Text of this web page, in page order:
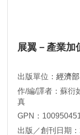
展翼－產業
出版單位： 經濟部
作/編/譯者：蘇衍
真
GPN：
出版／創刊日期